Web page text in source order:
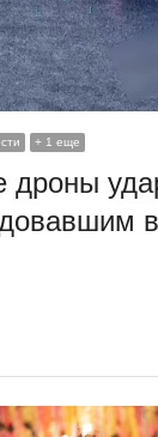
+ 1 еще
дроны